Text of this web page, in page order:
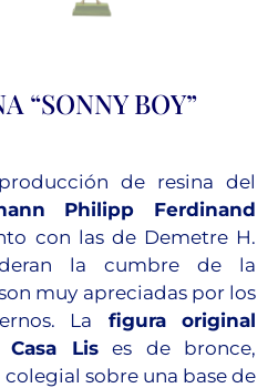
“SONNY BOY”
de resina del
Philipp Ferdinand
con las de Demetre H.
la cumbre de la
muy apreciadas por los
La figura original
Lises de bronce,
sobre una base de